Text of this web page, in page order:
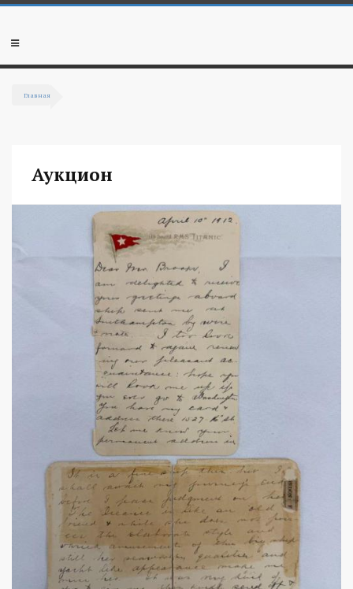
Перейти к основному содержанию
Мобильное
Главная
Аукцион